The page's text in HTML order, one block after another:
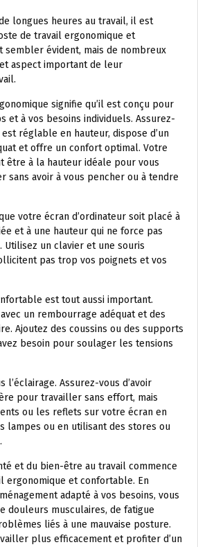
longues heures au travail, il est
de travail ergonomique et
sembler évident, mais de nombreux
aspect important de leur
signifie qu’il est conçu pour
et à vos besoins individuels. Assurez-
réglable en hauteur, dispose d’un
et offre un confort optimal. Votre
être à la hauteur idéale pour vous
sans avoir à vous pencher ou à tendre
votre écran d’ordinateur soit placé à
et à une hauteur qui ne force pas
Utilisez un clavier et une souris
pas trop vos poignets et vos
est tout aussi important.
un rembourrage adéquat et des
Ajoutez des coussins ou des supports
besoin pour soulager les tensions
l’éclairage. Assurez-vous d’avoir
pour travailler sans effort, mais
ou les reflets sur votre écran en
lampes ou en utilisant des stores ou
et du bien-être au travail commence
ergonomique et confortable. En
adapté à vos besoins, vous
douleurs musculaires, de fatigue
liés à une mauvaise posture.
plus efficacement et profiter d’un